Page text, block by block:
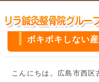
ボキボキしない
こんにちは。広島市西